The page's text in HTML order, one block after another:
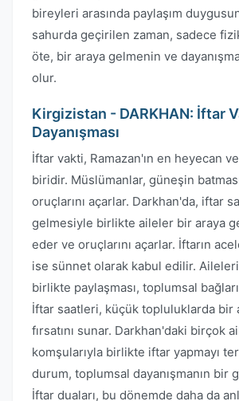
bireyleri arasında paylaşım
sahurda geçirilen zaman, sadece
öte, bir araya gelmenin ve
olur.
Kirgizistan - DARKHAN: İftar
Dayanışması
İftar vakti, Ramazan'ın en heyecan
biridir. Müslümanlar, güneşin
oruçlarını açarlar. Darkhan'da, iftar
gelmesiyle birlikte aileler bir araya
eder ve oruçlarını açarlar. İftarın
ise sünnet olarak kabul edilir.
birlikte paylaşması, toplumsal
İftar saatleri, küçük topluluklarda bir
fırsatını sunar. Darkhan'daki birçok
komşularıyla birlikte iftar yapmayı
durum, toplumsal dayanışmanın bir
İftar duaları, bu dönemde daha da